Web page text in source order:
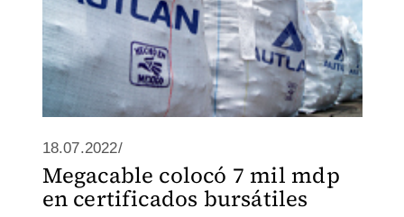
18.07.2022/
Megacable colocó 7 mil mdp
en certificados bursátiles